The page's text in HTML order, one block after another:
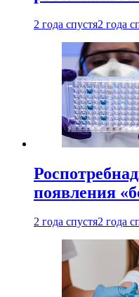
2 года спустя2 года
появления
2 года спустя2 года